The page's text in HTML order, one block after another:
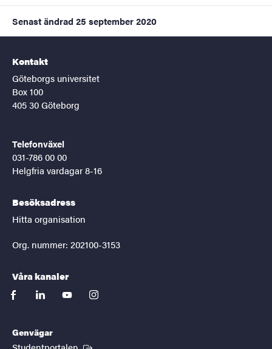
Senast ändrad 25 september 2020
Kontakt
Göteborgs universitet
Box 100
405 30 Göteborg
Telefonväxel
031-786 00 00
Helgfria vardagar 8-16
Besöksadress
Hitta organisation
Org. nummer: 202100-3153
Våra kanaler
facebooklinkedinyoutubeinstagram
Genvägar
(Extern länk)